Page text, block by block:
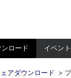
ロード イベン
アダウンロード